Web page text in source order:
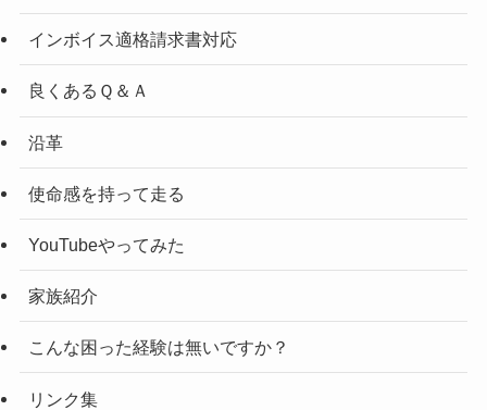
インボイス適格請求書対応
良くあるＱ＆Ａ
沿革
使命感を持って走る
YouTubeやってみた
家族紹介
こんな困った経験は無いですか？
リンク集